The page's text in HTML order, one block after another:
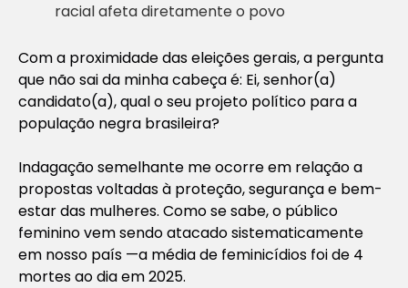
racial afeta diretamente o povo
Com a proximidade das eleições gerais, a pergunta
que não sai da minha cabeça é: Ei, senhor(a)
candidato(a), qual o seu projeto político para a
população negra brasileira?
Indagação semelhante me ocorre em relação a
propostas voltadas à proteção, segurança e bem-
estar das mulheres. Como se sabe, o público
feminino vem sendo atacado sistematicamente
em nosso país —a média de feminicídios foi de 4
mortes ao dia em 2025.